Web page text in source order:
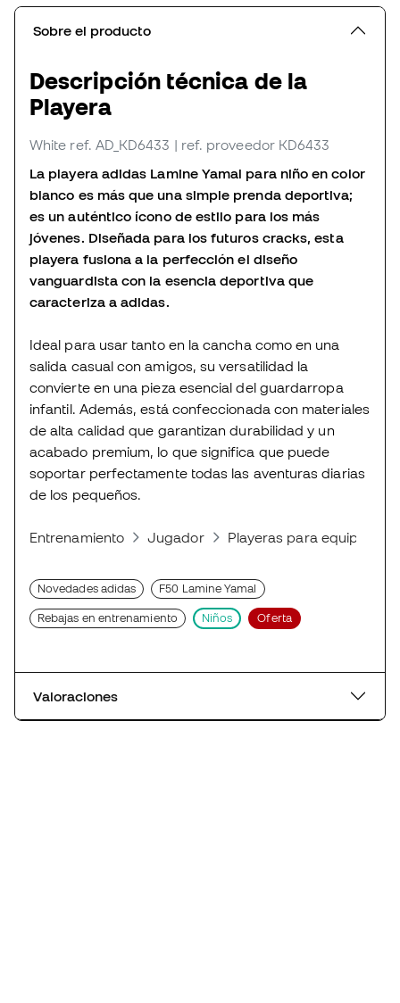
Sobre el producto
Descripción técnica de la
Playera
White ref. AD_KD6433 | ref. proveedor KD6433
La playera adidas Lamine Yamal para niño en color
blanco es más que una simple prenda deportiva;
es un auténtico ícono de estilo para los más
jóvenes. Diseñada para los futuros cracks, esta
playera fusiona a la perfección el diseño
vanguardista con la esencia deportiva que
caracteriza a adidas.
Ideal para usar tanto en la cancha como en una
salida casual con amigos, su versatilidad la
convierte en una pieza esencial del guardarropa
infantil. Además, está confeccionada con materiales
de alta calidad que garantizan durabilidad y un
acabado premium, lo que significa que puede
soportar perfectamente todas las aventuras diarias
de los pequeños.
Entrenamiento Jugador Playeras para equipos de
Novedades adidas F50 Lamine Yamal
Rebajas en entrenamiento Niños Oferta
Valoraciones